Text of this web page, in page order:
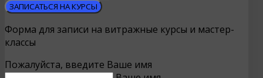
ЗАПИСАТЬСЯ НА КУРСЫ
Форма для записи на витражные курсы и мастер-
классы
Пожалуйста, введите Ваше имя